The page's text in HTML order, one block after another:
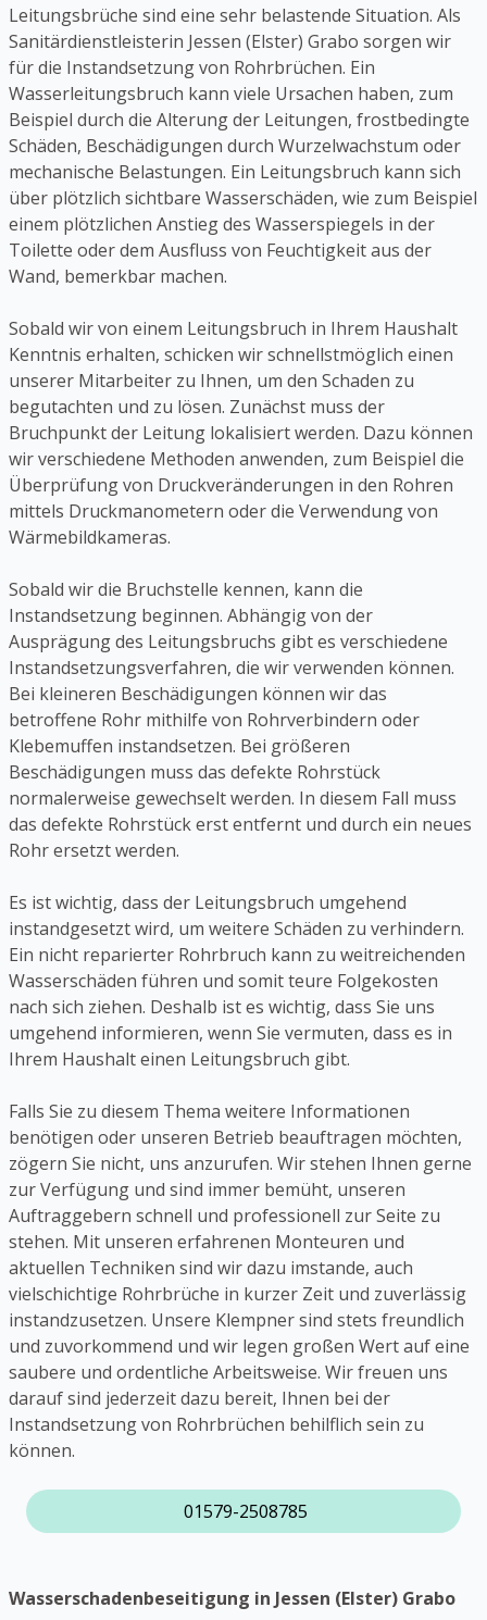
Leitungsbrüche sind eine sehr belastende Situation. Als
Sanitärdienstleisterin Jessen (Elster) Grabo sorgen wir
für die Instandsetzung von Rohrbrüchen. Ein
Wasserleitungsbruch kann viele Ursachen haben, zum
Beispiel durch die Alterung der Leitungen, frostbedingte
Schäden, Beschädigungen durch Wurzelwachstum oder
mechanische Belastungen. Ein Leitungsbruch kann sich
über plötzlich sichtbare Wasserschäden, wie zum Beispiel
einem plötzlichen Anstieg des Wasserspiegels in der
Toilette oder dem Ausfluss von Feuchtigkeit aus der
Wand, bemerkbar machen.
Sobald wir von einem Leitungsbruch in Ihrem Haushalt
Kenntnis erhalten, schicken wir schnellstmöglich einen
unserer Mitarbeiter zu Ihnen, um den Schaden zu
begutachten und zu lösen. Zunächst muss der
Bruchpunkt der Leitung lokalisiert werden. Dazu können
wir verschiedene Methoden anwenden, zum Beispiel die
Überprüfung von Druckveränderungen in den Rohren
mittels Druckmanometern oder die Verwendung von
Wärmebildkameras.
Sobald wir die Bruchstelle kennen, kann die
Instandsetzung beginnen. Abhängig von der
Ausprägung des Leitungsbruchs gibt es verschiedene
Instandsetzungsverfahren, die wir verwenden können.
Bei kleineren Beschädigungen können wir das
betroffene Rohr mithilfe von Rohrverbindern oder
Klebemuffen instandsetzen. Bei größeren
Beschädigungen muss das defekte Rohrstück
normalerweise gewechselt werden. In diesem Fall muss
das defekte Rohrstück erst entfernt und durch ein neues
Rohr ersetzt werden.
Es ist wichtig, dass der Leitungsbruch umgehend
instandgesetzt wird, um weitere Schäden zu verhindern.
Ein nicht reparierter Rohrbruch kann zu weitreichenden
Wasserschäden führen und somit teure Folgekosten
nach sich ziehen. Deshalb ist es wichtig, dass Sie uns
umgehend informieren, wenn Sie vermuten, dass es in
Ihrem Haushalt einen Leitungsbruch gibt.
Falls Sie zu diesem Thema weitere Informationen
benötigen oder unseren Betrieb beauftragen möchten,
zögern Sie nicht, uns anzurufen. Wir stehen Ihnen gerne
zur Verfügung und sind immer bemüht, unseren
Auftraggebern schnell und professionell zur Seite zu
stehen. Mit unseren erfahrenen Monteuren und
aktuellen Techniken sind wir dazu imstande, auch
vielschichtige Rohrbrüche in kurzer Zeit und zuverlässig
instandzusetzen. Unsere Klempner sind stets freundlich
und zuvorkommend und wir legen großen Wert auf eine
saubere und ordentliche Arbeitsweise. Wir freuen uns
darauf sind jederzeit dazu bereit, Ihnen bei der
Instandsetzung von Rohrbrüchen behilflich sein zu
können.
01579-2508785
Wasserschadenbeseitigung in Jessen (Elster) Grabo